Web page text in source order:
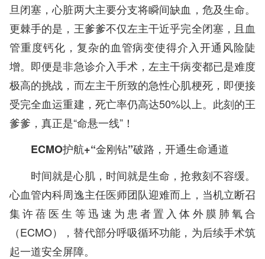
旦闭塞，心脏两大主要分支将瞬间缺血，危及生命。
更棘手的是，王爹爹不仅左主干近乎完全闭塞，且血
管重度钙化，复杂的血管病变使得介入开通风险陡
增。即便是非急诊介入手术，左主干病变都已是难度
极高的挑战，而左主干所致的急性心肌梗死，即便接
受完全血运重建，死亡率仍高达50%以上。此刻的王
爹爹，真正是“命悬一线”！
ECMO护航+“金刚钻”破路，开通生命通道
时间就是心肌，时间就是生命，抢救刻不容缓。
心血管内科周逸主任医师团队迎难而上，当机立断召
集许蓓医生等迅速为患者置入体外膜肺氧合
（ECMO），替代部分呼吸循环功能，为后续手术筑
起一道安全屏障。